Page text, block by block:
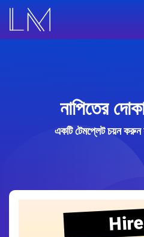
নাপিতের
একটি টেমপ্লেট চয়ন